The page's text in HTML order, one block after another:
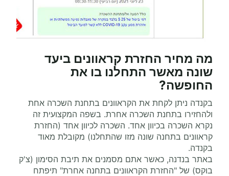
מה מחיר החזרת קראוונים ביעד
שונה מאשר התחלנו בו את
החופשה?
בקנדה ניתן לקחת את הקראוונים בתחנת השכרה אחת
ולהחזירו בתחנת השכרה אחרת. בשפה המקצועית זה
נקרא השכרה בכיוון אחד. השכרה לכיוון אחד (החזרת
קראוונים בתחנה שונה מזו שהתחלנו) מקובלת מאוד
בקנדה.
באתר בנדנה, כאשר אתם מסמנים את תיבת הסימון (צ'ק
בוקס) של "החזרת הקראוונים בתחנה אחרת" תיפתח